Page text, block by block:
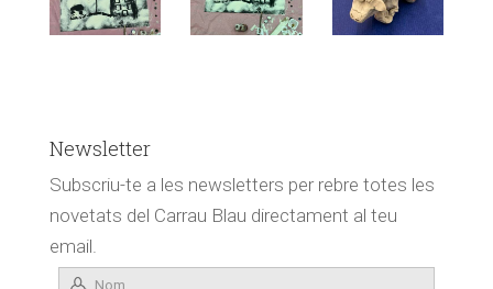
Newsletter
Subscriu-te a les newsletters per rebre totes les
novetats del Carrau Blau directament al teu
email.